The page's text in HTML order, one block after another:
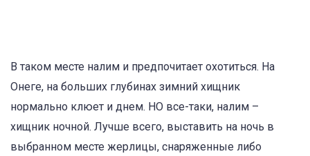
В таком месте налим и предпочитает охотиться. На
Онеге, на больших глубинах зимний хищник
нормально клюет и днем. НО все-таки, налим –
хищник ночной. Лучше всего, выставить на ночь в
выбранном месте жерлицы, снаряженные либо